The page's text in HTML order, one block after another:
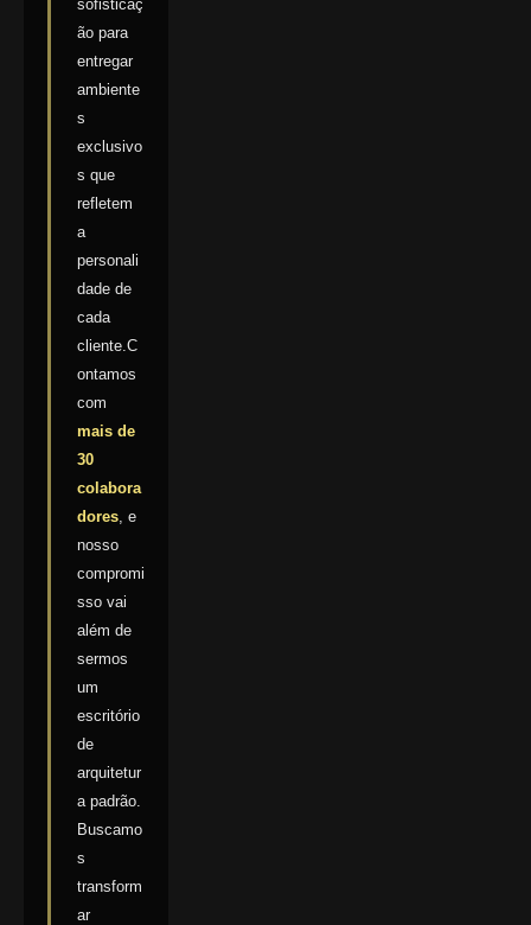
sofisticaç
ão para
entregar
ambiente
s
exclusivo
s que
refletem
a
personali
dade de
cada
cliente.C
ontamos
com
mais de
30
colabora
dores , e
nosso
compromi
sso vai
além de
sermos
um
escritório
de
arquitetur
a padrão.
Buscamo
s
transform
ar